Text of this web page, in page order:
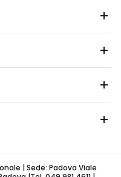
| Sede: Padova Viale